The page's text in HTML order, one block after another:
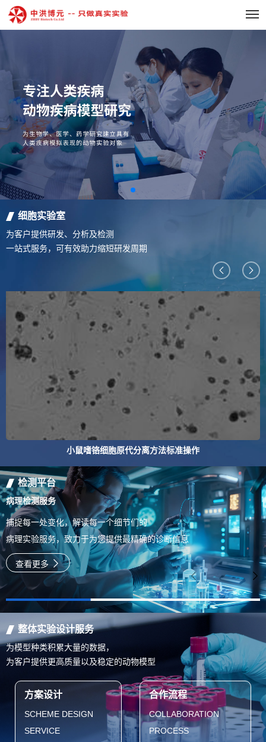
细胞实验室
为客户提供研发、分析及检测
一站式服务，可有效助力缩短研发周期
小鼠嗜铬细胞原代分离方法标准操作
检测平台
病理检测服务
捕捉每一处变化，解读每一个细节们的
病理实验服务，致力于为您提供最精确的诊断信息
查看更多
整体实验设计服务
为模型种类积累大量的数据，
为客户提供更高质量以及稳定的动物模型
方案设计
SCHEME DESIGN
SERVICE
合作流程
COLLABORATION
PROCESS